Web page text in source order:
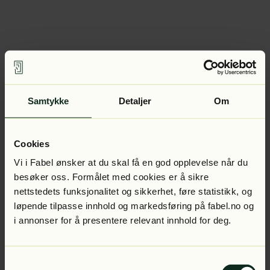
Samtykke Detaljer Om
Cookies
Vi i Fabel ønsker at du skal få en god opplevelse når du
besøker oss. Formålet med cookies er å sikre
nettstedets funksjonalitet og sikkerhet, føre statistikk, og
løpende tilpasse innhold og markedsføring på fabel.no og
i annonser for å presentere relevant innhold for deg.